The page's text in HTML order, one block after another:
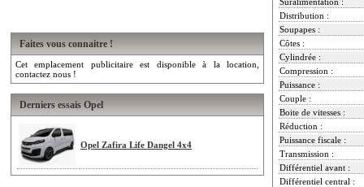
Faites vous connaitre !
Cet emplacement publicitaire est disponible à la location,
contactez nous !
Derniers essais Opel
Opel Zafira Life Dangel 4x4
Distribution :
Soupapes :
Côtes :
Cylindrée :
Compression :
Puissance :
Couple :
Boite de vitesses :
Réduction :
Puissance fiscale :
Transmission :
Différentiel avant :
Différentiel central :